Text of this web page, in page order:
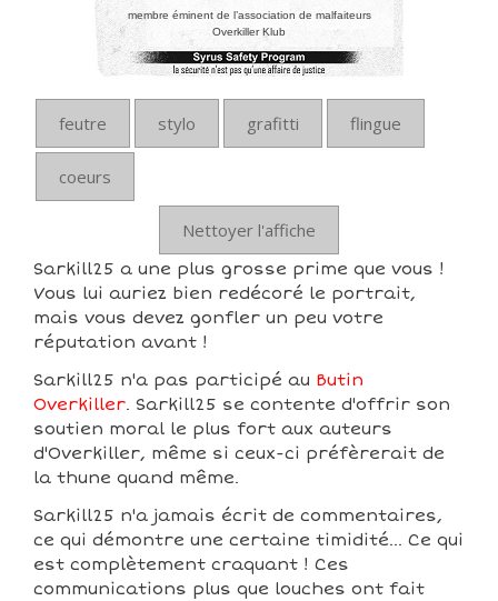
membre éminent de l’association de malfaiteurs
Overkiller Klub
feutre stylo grafitti flingue
coeurs
Nettoyer l'affiche
Sarkill25 a une plus grosse prime que vous !
Vous lui auriez bien redécoré le portrait,
mais vous devez gonfler un peu votre
réputation avant !
Sarkill25 n'a pas participé au Butin
Overkiller. Sarkill25 se contente d'offrir son
soutien moral le plus fort aux auteurs
d'Overkiller, même si ceux-ci préfèrerait de
la thune quand même.
Sarkill25 n'a jamais écrit de commentaires,
ce qui démontre une certaine timidité... Ce qui
est complètement craquant ! Ces
communications plus que louches ont fait